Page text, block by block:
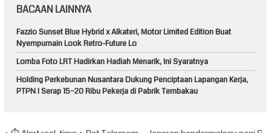
BACAAN LAINNYA
Fazzio Sunset Blue Hybrid x Alkateri, Motor Limited Edition Buat
Nyempurnain Look Retro-Future Lo
Lomba Foto LRT Hadirkan Hadiah Menarik, Ini Syaratnya
Holding Perkebunan Nusantara Dukung Penciptaan Lapangan Kerja,
PTPN I Serap 15–20 Ribu Pekerja di Pabrik Tembakau